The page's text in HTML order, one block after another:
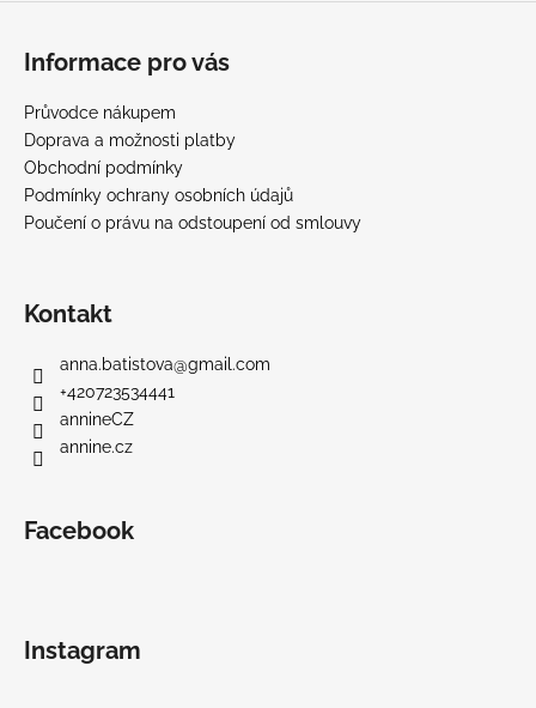
Informace pro vás
Průvodce nákupem
Doprava a možnosti platby
Obchodní podmínky
Podmínky ochrany osobních údajů
Poučení o právu na odstoupení od smlouvy
Kontakt
anna.batistova@gmail.com
+420723534441
annineCZ
annine.cz
Facebook
Instagram